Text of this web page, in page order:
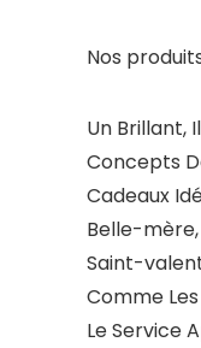
Nos
Un Brillant,
Concepts
Cadeaux
Belle-mère,
Saint-
Comme
Le Service